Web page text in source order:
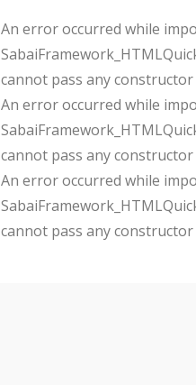
An error occurred while
cannot pass any
An error occurred while
cannot pass any
An error occurred while
cannot pass any